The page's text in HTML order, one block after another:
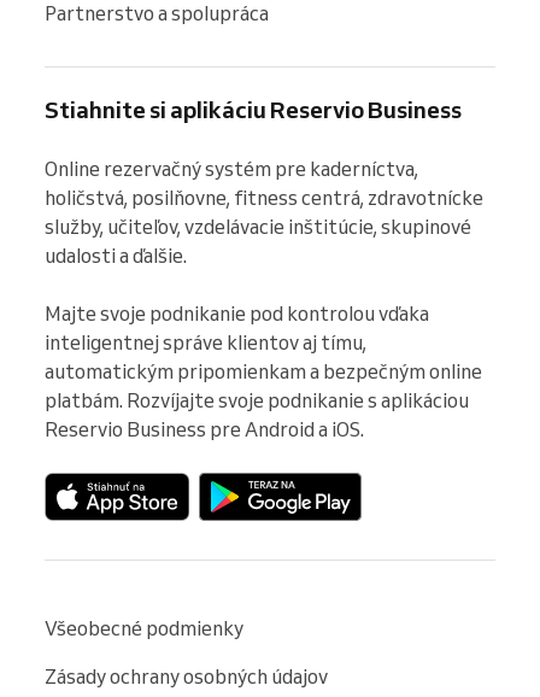
Partnerstvo a spolupráca
Stiahnite si aplikáciu Reservio Business
Online rezervačný systém pre kaderníctva,
holičstvá, posilňovne, fitness centrá, zdravotnícke
služby, učiteľov, vzdelávacie inštitúcie, skupinové
udalosti a ďalšie.
Majte svoje podnikanie pod kontrolou vďaka
inteligentnej správe klientov aj tímu,
automatickým pripomienkam a bezpečným online
platbám. Rozvíjajte svoje podnikanie s aplikáciou
Reservio Business pre Android a iOS.
Všeobecné podmienky
Zásady ochrany osobných údajov